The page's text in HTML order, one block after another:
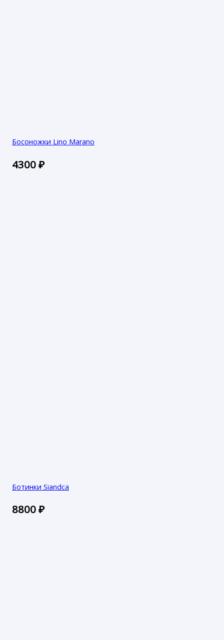
Босоножки Lino Marano
4300₽
Ботинки Siandca
8800₽